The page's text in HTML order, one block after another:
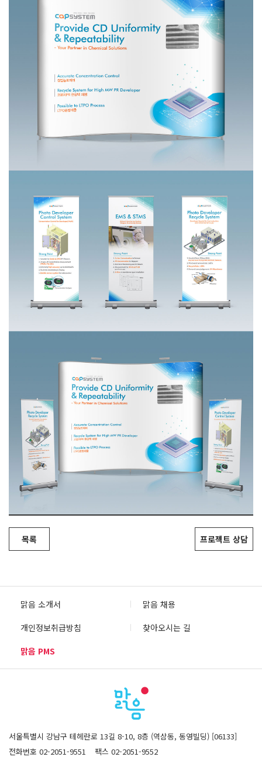
목록 프로젝트 상담
맑음 소개서
맑음 채용
개인정보취급방침
찾아오시는 길
맑음 PMS
서울특별시 강남구 테헤란로 13길 8-10, 8층 (역삼동, 동영빌딩) [06133]
전화번호 02-2051-9551
팩스 02-2051-9552